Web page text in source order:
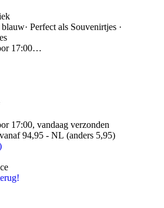
Perfect als Souvenirtjes ·
17:00…
17:00, vandaag verzonden
94,95 - NL (anders 5,95)